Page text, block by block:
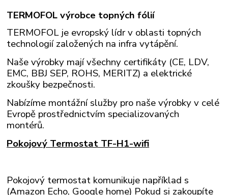
TERMOFOL výrobce topných fólií
TERMOFOL je evropský lídr v oblasti topných
technologií založených na infra vytápění.
Naše výrobky mají všechny certifikáty (CE, LDV,
EMC, BBJ SEP, ROHS, MERITZ) a elektrické
zkoušky bezpečnosti.
Nabízíme montážní služby pro naše výrobky v celé
Evropě prostřednictvím specializovaných
montérů.
Pokojový Termostat TF-H1-wifi
Pokojový termostat komunikuje například s
(Amazon Echo, Google home) Pokud si zakoupíte